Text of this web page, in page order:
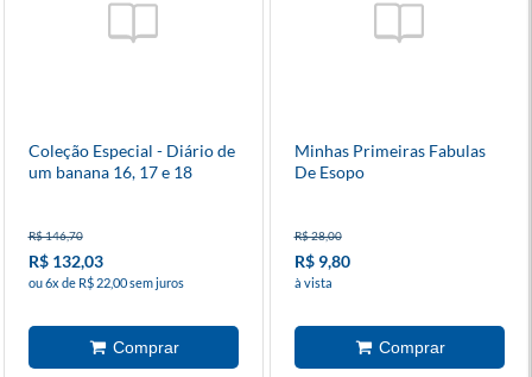
Coleção Especial - Diário de
um banana 16, 17 e 18
R$ 146,70
R$ 132,03
ou 6x de R$ 22,00 sem juros
Minhas Primeiras Fabulas
De Esopo
R$ 28,00
R$ 9,80
à vista